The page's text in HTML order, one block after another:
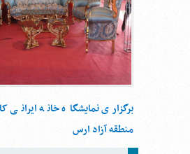
برگزاری نمایشگاه خانه ایرانی
منطقه آزاد ارس